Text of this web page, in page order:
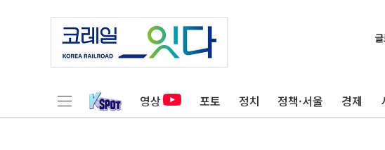
영상 포토 정치 정책·서울 경제